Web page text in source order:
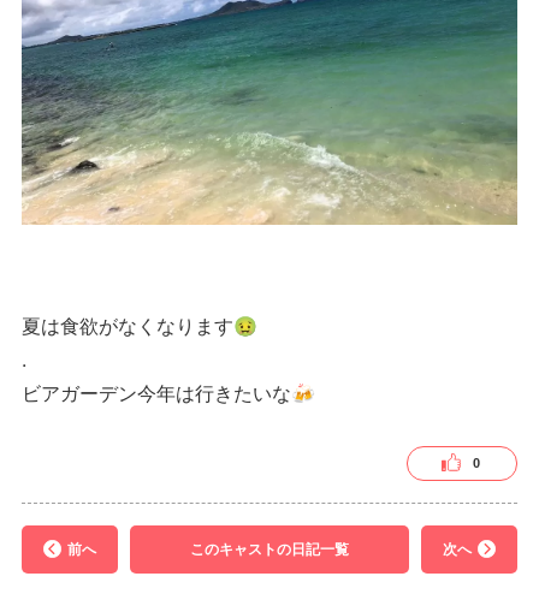
夏は食欲がなくなります🤢
.
ビアガーデン今年は行きたいな🍻
0
前へ このキャストの日記一覧 次へ